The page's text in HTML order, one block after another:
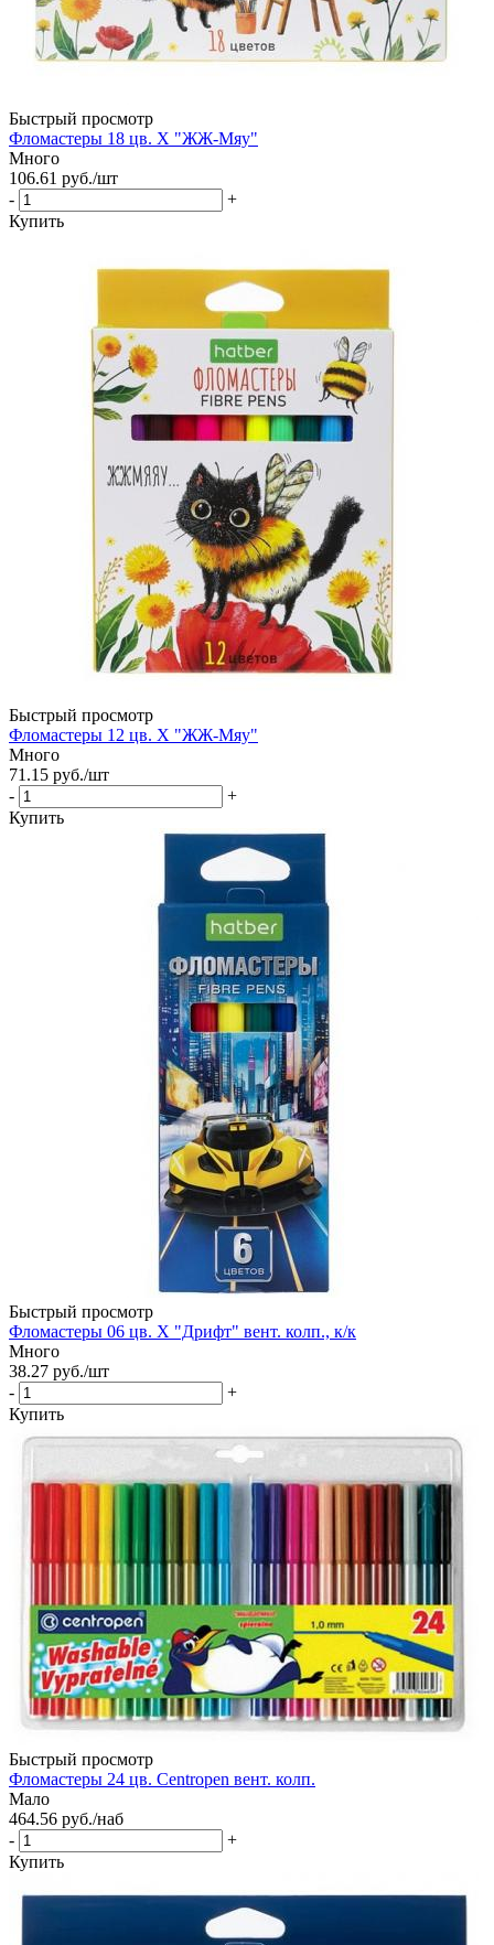
Быстрый просмотр
Фломастеры 18 цв. Х "ЖЖ-Мяу"
Много
106.61 руб./шт
-
+
Купить
Быстрый просмотр
Фломастеры 12 цв. Х "ЖЖ-Мяу"
Много
71.15 руб./шт
-
+
Купить
Быстрый просмотр
Фломастеры 06 цв. Х "Дрифт" вент. колп., к/к
Много
38.27 руб./шт
-
+
Купить
Быстрый просмотр
Фломастеры 24 цв. Centropen вент. колп.
Мало
464.56 руб./наб
-
+
Купить